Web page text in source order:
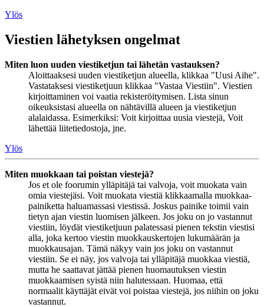
Ylös
Viestien lähetyksen ongelmat
Miten luon uuden viestiketjun tai lähetän vastauksen?
Aloittaaksesi uuden viestiketjun alueella, klikkaa "Uusi Aihe".
Vastataksesi viestiketjuun klikkaa "Vastaa Viestiin". Viestien
kirjoittaminen voi vaatia rekisteröitymisen. Lista sinun
oikeuksistasi alueella on nähtävillä alueen ja viestiketjun
alalaidassa. Esimerkiksi: Voit kirjoittaa uusia viestejä, Voit
lähettää liitetiedostoja, jne.
Ylös
Miten muokkaan tai poistan viestejä?
Jos et ole foorumin ylläpitäjä tai valvoja, voit muokata vain
omia viestejäsi. Voit muokata viestiä klikkaamalla muokkaa-
painiketta haluamassasi viestissä. Joskus painike toimii vain
tietyn ajan viestin luomisen jälkeen. Jos joku on jo vastannut
viestiin, löydät viestiketjuun palatessasi pienen tekstin viestisi
alla, joka kertoo viestin muokkauskertojen lukumäärän ja
muokkausajan. Tämä näkyy vain jos joku on vastannut
viestiin. Se ei näy, jos valvoja tai ylläpitäjä muokkaa viestiä,
mutta he saattavat jättää pienen huomautuksen viestin
muokkaamisen syistä niin halutessaan. Huomaa, että
normaalit käyttäjät eivät voi poistaa viestejä, jos niihin on joku
vastannut.